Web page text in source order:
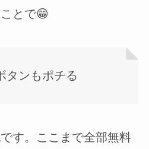
とで😁
タンもポチる
す。ここまで全部無料